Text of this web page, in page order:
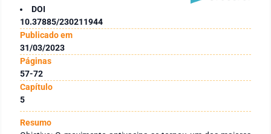
DOI
10.37885/230211944
Publicado em
31/03/2023
Páginas
57-72
Capítulo
5
Resumo